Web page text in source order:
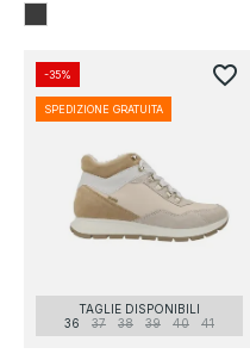
TAGLIE DISPONIBILI
36
37 38 39 40 41
-35%
SPEDIZIONE GRATUITA
favorite_border